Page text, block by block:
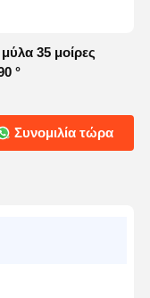
35 μοίρες
°
Συνομιλία τώρα